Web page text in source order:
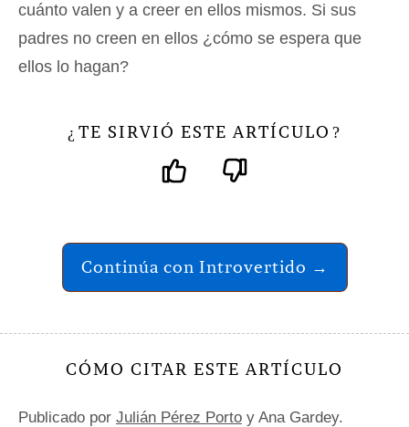
cuánto valen y a creer en ellos mismos. Si sus
padres no creen en ellos ¿cómo se espera que
ellos lo hagan?
¿ TE SIRVIÓ ESTE ARTÍCULO ?
Continúa con Introvertido →
CÓMO CITAR ESTE ARTÍCULO
Publicado por Julián Pérez Porto y Ana Gardey.